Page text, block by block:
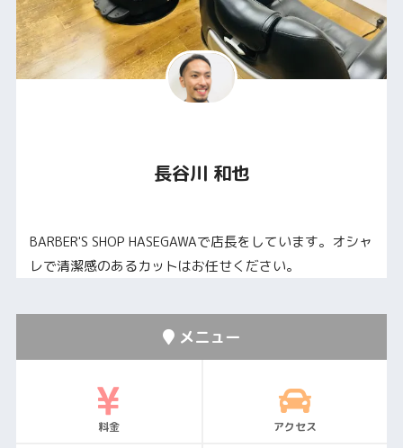
長谷川 和也
BARBER'S SHOP HASEGAWAで店長をしています。オシャ
レで清潔感のあるカットはお任せください。
メニュー
料金 アクセス